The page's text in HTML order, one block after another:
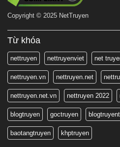
Copyright © 2025 NetTruyen
Từ khóa
nettruyen nettruyenviet net
nettruyen.vn nettruyen.net
nettruyen.net.vn nettruyen 2022
blogtruyen goctruyen
baotangtruyen khptruyen